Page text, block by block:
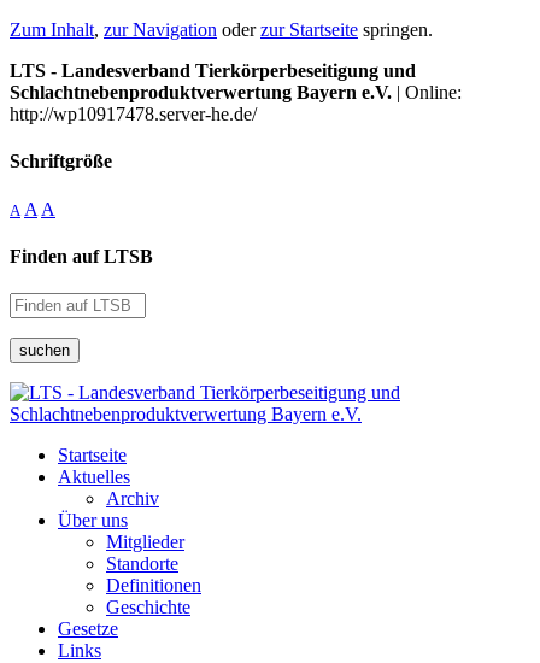
Zum Inhalt, zur Navigation oderzur Startseite springen.
LTS - Landesverband Tierkörperbeseitigung und
Schlachtnebenproduktverwertung Bayern e.V. | Online:
http://wp10917478.server-he.de/
Schriftgröße
A A A
Finden auf LTSB
suchen
Startseite
Aktuelles
Archiv
Über uns
Mitglieder
Standorte
Definitionen
Geschichte
Gesetze
Links